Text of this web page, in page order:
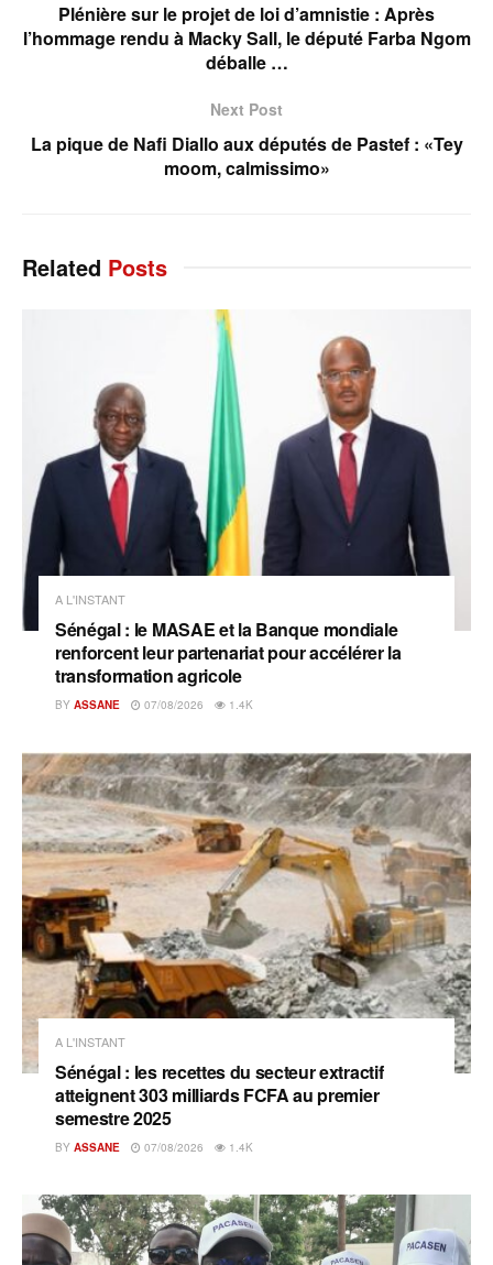
Plénière sur le projet de loi d’amnistie : Après
l’hommage rendu à Macky Sall, le député Farba Ngom
déballe …
Next Post
La pique de Nafi Diallo aux députés de Pastef : «Tey
moom, calmissimo»
Related Posts
A L'INSTANT
Sénégal : le MASAE et la Banque mondiale
renforcent leur partenariat pour accélérer la
transformation agricole
BY ASSANE 07/08/2026 1.4K
A L'INSTANT
Sénégal : les recettes du secteur extractif
atteignent 303 milliards FCFA au premier
semestre 2025
BY ASSANE 07/08/2026 1.4K